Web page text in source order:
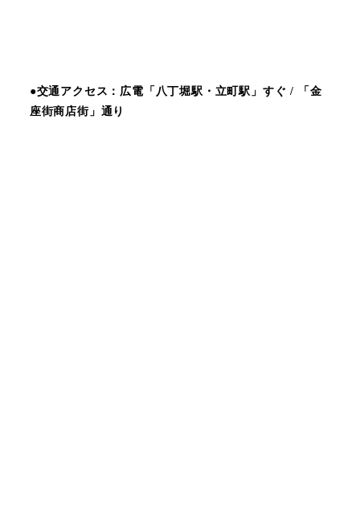
●交通アクセス：広電「八丁堀駅・立町駅」すぐ / 「金
座街商店街」通り